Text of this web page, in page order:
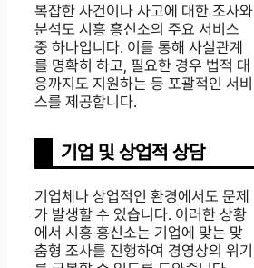
복잡한 사건이나 사고에 대한 조사와
분석도 시흥 흥신소의 주요 서비스
중 하나입니다. 이를 통해 사실관계
를 명확히 하고, 필요한 경우 법적 대
응까지도 지원하는 등 포괄적인 서비
스를 제공합니다.
기업 및 상업적 상담
기업체나 상업적인 환경에서도 문제
가 발생할 수 있습니다. 이러한 상황
에서 시흥 흥신소는 기업에 맞는 맞
춤형 조사를 진행하여 경영상의 위기